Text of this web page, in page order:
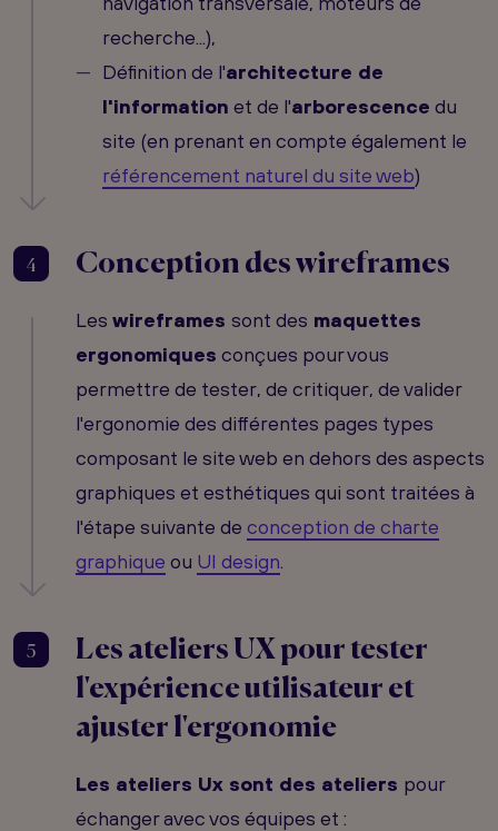
recherche...),
Définition de l'architecture de
l'information et de l'arborescence du
site (en prenant en compte également le
référencement naturel du site web)
4 Conception des wireframes
Les wireframes sont des maquettes
ergonomiques conçues pour vous
permettre de tester, de critiquer, de valider
l'ergonomie des différentes pages types
composant le site web en dehors des aspects
graphiques et esthétiques qui sont traitées à
l'étape suivante de conception de charte
graphique ou UI design.
5
Les ateliers UX pour tester
l'expérience utilisateur et
ajuster l'ergonomie
Les ateliers Ux sont des ateliers pour
échanger avec vos équipes et :